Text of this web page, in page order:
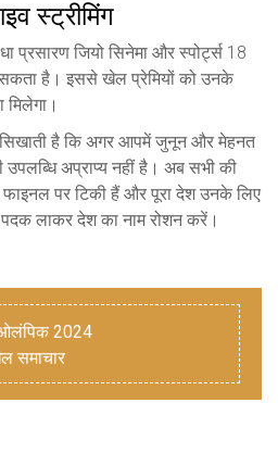
स्ट्रीमिंग
प्रसारण जियो सिनेमा और स्पोर्ट्स 18
सकता है। इससे खेल प्रेमियों को उनके
मिलेगा।
सिखाती है कि अगर आपमें जुनून और मेहनत
उपलब्धि अप्राप्य नहीं है। अब सभी की
पर टिकी हैं और पूरा देश उनके लिए
लाकर देश का नाम रोशन करें।
2024
समाचार